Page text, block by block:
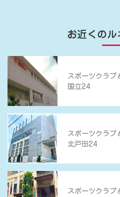
お近くのル
スポーツクラブ
国立24
スポーツクラブ
北戸田24
スポーツクラブ